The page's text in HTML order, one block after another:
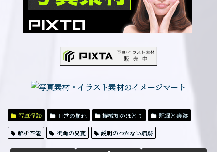
写真怪談 日常の崩れ 機械知のほとり 記録と痕跡
解析不能 街角の異変 説明のつかない痕跡